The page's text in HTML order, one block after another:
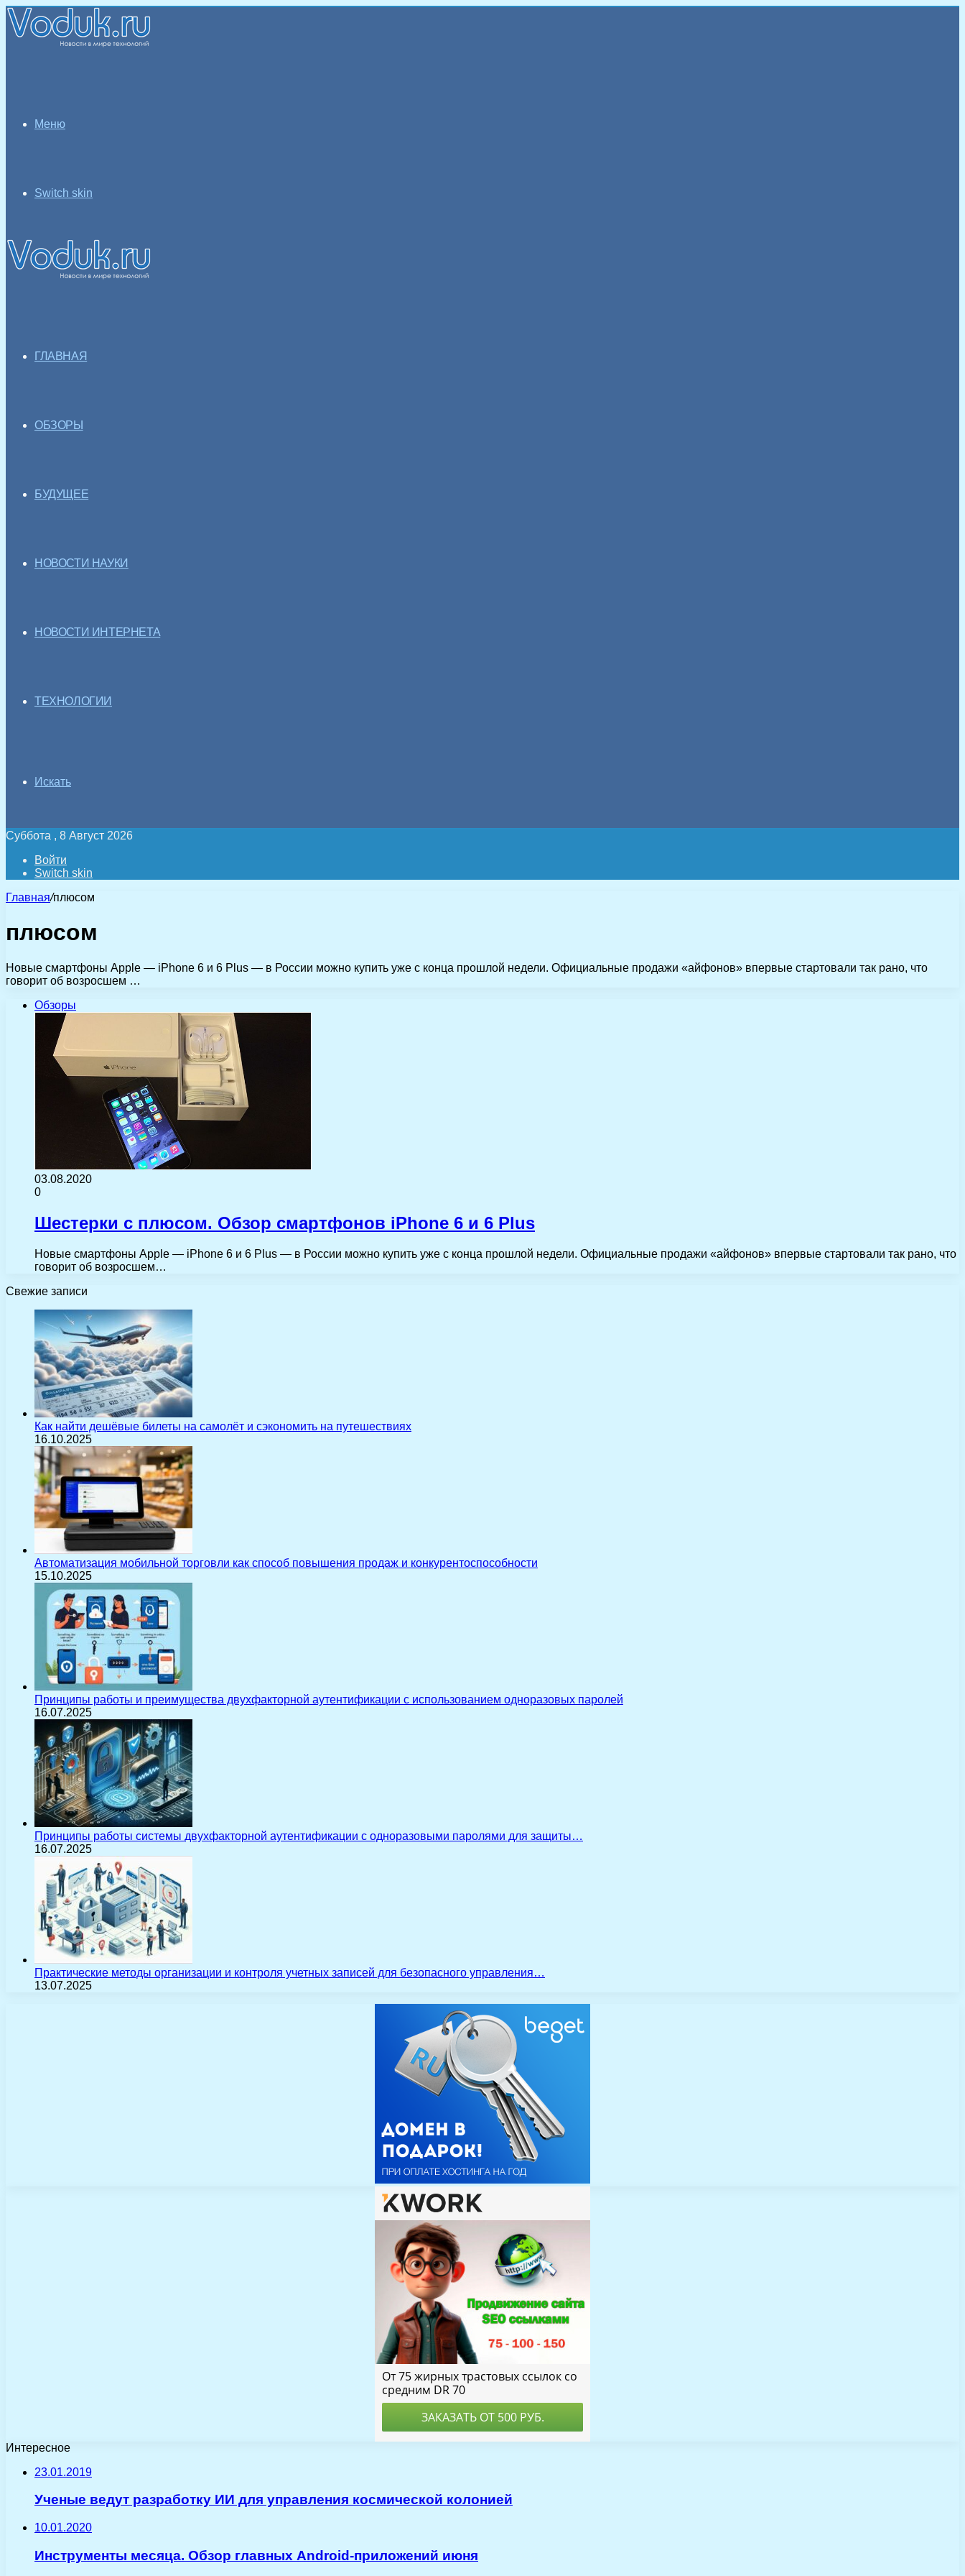
Меню
Switch skin
ГЛАВНАЯ
ОБЗОРЫ
БУДУЩЕЕ
НОВОСТИ НАУКИ
НОВОСТИ ИНТЕРНЕТА
ТЕХНОЛОГИИ
Искать
Суббота , 8 Август 2026
Войти
Switch skin
Главная/плюсом
плюсом
Новые смартфоны Apple — iPhone 6 и 6 Plus — в России можно купить уже с конца прошлой недели. Официальные продажи «айфонов» впервые стартовали так рано, что
говорит об возросшем …
Обзоры
03.08.2020
0
Шестерки с плюсом. Обзор смартфонов iPhone 6 и 6 Plus
Новые смартфоны Apple — iPhone 6 и 6 Plus — в России можно купить уже с конца прошлой недели. Официальные продажи «айфонов» впервые стартовали так рано, что
говорит об возросшем…
Свежие записи
Как найти дешёвые билеты на самолёт и сэкономить на путешествиях
16.10.2025
Автоматизация мобильной торговли как способ повышения продаж и конкурентоспособности
15.10.2025
Принципы работы и преимущества двухфакторной аутентификации с использованием одноразовых паролей
16.07.2025
Принципы работы системы двухфакторной аутентификации с одноразовыми паролями для защиты…
16.07.2025
Практические методы организации и контроля учетных записей для безопасного управления…
13.07.2025
Интересное
23.01.2019
Ученые ведут разработку ИИ для управления космической колонией
10.01.2020
Инструменты месяца. Обзор главных Android-приложений июня